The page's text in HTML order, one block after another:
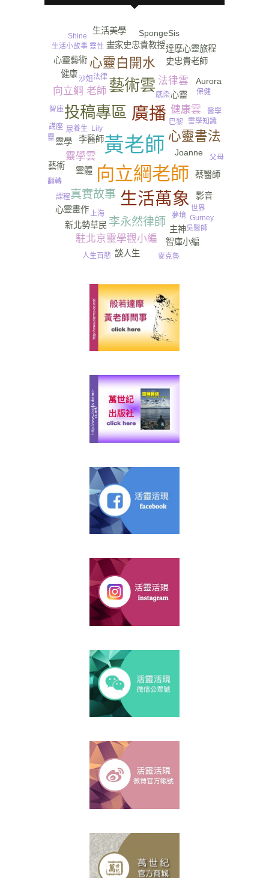
黃老師
向立綱老師
廣播
生活萬象
投稿專區
藝術雲
心靈白開水
心靈書法
李永然律師
真實故事
健康雲
駐北京靈學觀小編
靈學雲
向立綱 老師
法律雲
心靈
李醫師
靈體
畫家史忠貴教授
Joanne
新北勢草民
靈學
蔡醫師
心靈畫作
SpongeSis
主神
影音
談人生
史忠貴老師
生活美學
Aurora
健康
藝術
智庫小編
心靈藝術
達摩心靈旅程
養生
保健
上海
Lily
翻轉
沙姐
醫學
生活小故事
講座
法律
吳醫師
夢境
麥克魯
父母
課程
靈學知識
人生百態
世界
Shine
Gurney​
智庫
靈
靈性
巴黎
感染
尿